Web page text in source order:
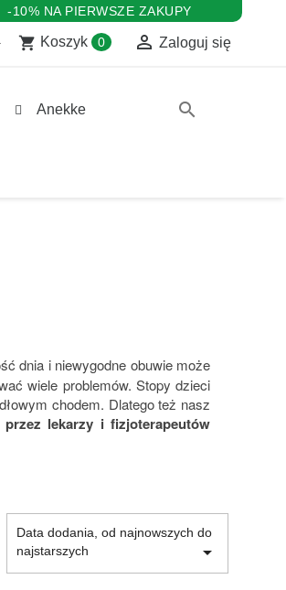
-10% NA PIERWSZE ZAKUPY
shopping_cart Koszyk 0  Zaloguj się
Anekke search
dnia i niewygodne obuwie może
wiele problemów. Stopy dzieci
chodem. Dlatego też nasz
lekarzy i fizjoterapeutów
Data dodania, od najnowszych do
najstarszych
